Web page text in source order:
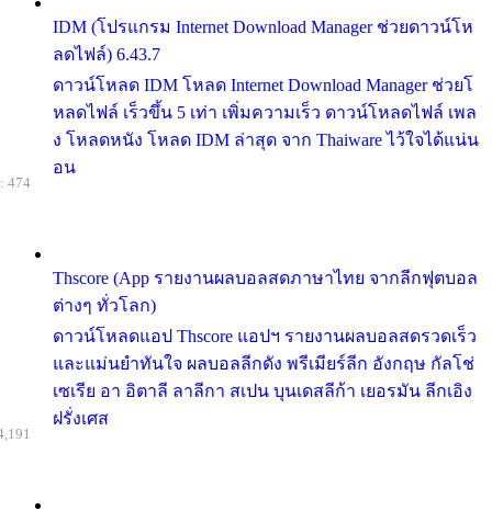
IDM (โปรแกรม Internet Download Manager ช่วยดาวน์โห
ลดไฟล์) 6.43.7
ดาวน์โหลด IDM โหลด Internet Download Manager ช่วยโ
หลดไฟล์ เร็วขึ้น 5 เท่า เพิ่มความเร็ว ดาวน์โหลดไฟล์ เพล
ง โหลดหนัง โหลด IDM ล่าสุด จาก Thaiware ไว้ใจได้แน่น
อน
Thscore (App รายงานผลบอลสดภาษาไทย จากลีกฟุตบอล
ต่างๆ ทั่วโลก)
ดาวน์โหลดแอป Thscore แอปฯ รายงานผลบอลสดรวดเร็ว
และแม่นยำทันใจ ผลบอลลีกดัง พรีเมียร์ลีก อังกฤษ กัลโช่
เซเรีย อา อิตาลี ลาลีกา สเปน บุนเดสลีก้า เยอรมัน ลีกเอิง
ฝรั่งเศส
474